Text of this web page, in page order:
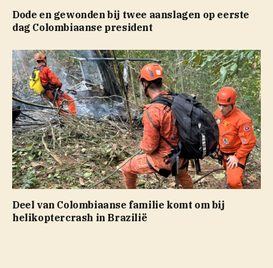
Dode en gewonden bij twee aanslagen op eerste
dag Colombiaanse president
Deel van Colombiaanse familie komt om bij
helikoptercrash in Brazilië